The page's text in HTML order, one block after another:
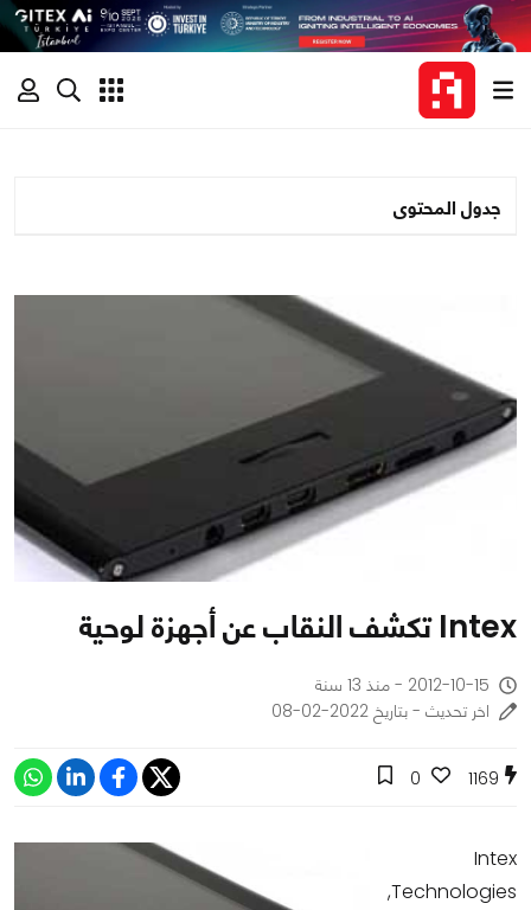
جدول المحتوى
Intex تكشف النقاب عن أجهزة لوحية
2012-10-15 - منذ 13 سنة
اخر تحديث - بتاريخ 2022-02-08
1169
0
Intex
Technologies,